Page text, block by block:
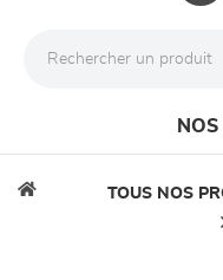
TOUS NOS